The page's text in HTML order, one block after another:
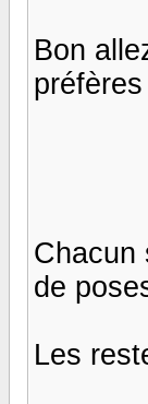
Bon
Chacun
de
Les